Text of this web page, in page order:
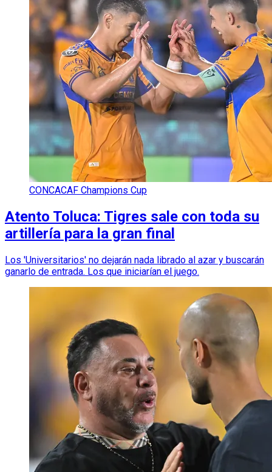
CONCACAF Champions Cup
Atento Toluca: Tigres sale con toda su
artillería para la gran final
Los 'Universitarios' no dejarán nada librado al azar y buscarán
ganarlo de entrada. Los que iniciarían el juego.